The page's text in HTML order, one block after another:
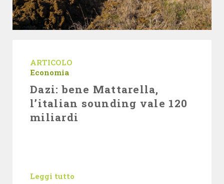
ARTICOLO
Economia
Dazi: bene Mattarella,
l’italian sounding vale 120
miliardi
Leggi tutto